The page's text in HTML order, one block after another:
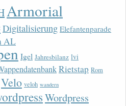
Armorial
Digitalisierung Elefantenparade
AL
Igel Jahresbilanz lvi
Rietstap Rom
Velo veloh wandern
Wordpress